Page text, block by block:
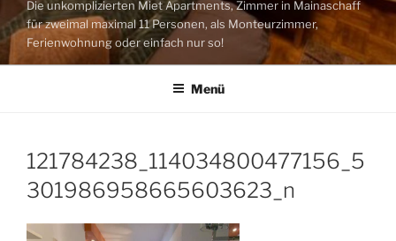
Die unkomplizierten Miet Apartments, Zimmer in Mainaschaff
für zweimal maximal 11 Personen, als Monteurzimmer,
Ferienwohnung oder einfach nur so!
Menü
121784238_114034800477156_5
301986958665603623_n